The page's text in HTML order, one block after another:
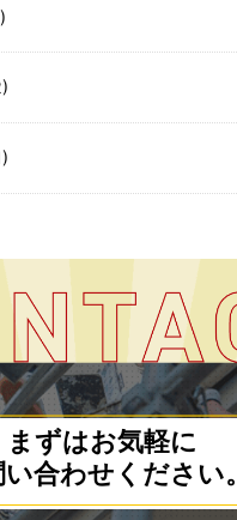
まずはお気軽に
合わせください。